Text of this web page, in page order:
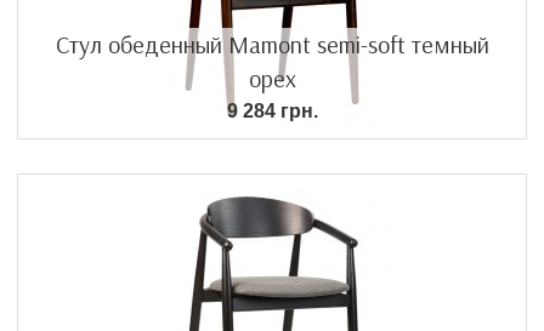
Стул обеденный Mamont semi-soft темный
орех
9 284 грн.